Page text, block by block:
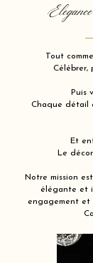
Elegance
Tout
Célébrer,
Puis
Chaque détail
Et
Le
Notre mission
élégante et
engagement et